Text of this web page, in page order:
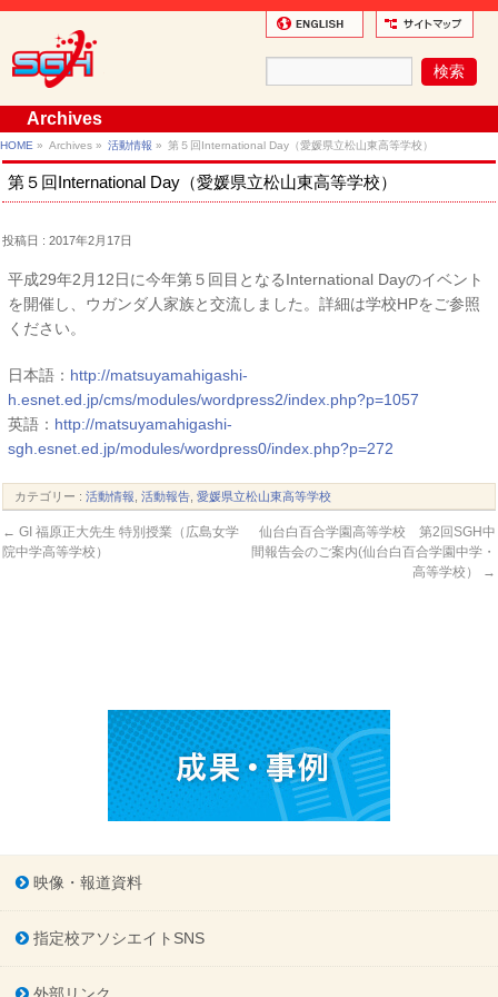
Archives
HOME » Archives » 活動情報 » 第５回International Day（愛媛県立松山東高等学校）
第５回International Day（愛媛県立松山東高等学校）
投稿日 : 2017年2月17日
平成29年2月12日に今年第５回目となるInternational Dayのイベント
を開催し、ウガンダ人家族と交流しました。詳細は学校HPをご参照
ください。
日本語： http://matsuyamahigashi-
h.esnet.ed.jp/cms/modules/wordpress2/index.php?p=1057
英語： http://matsuyamahigashi-
sgh.esnet.ed.jp/modules/wordpress0/index.php?p=272
カテゴリー :活動情報 ,活動報告 ,愛媛県立松山東高等学校
← GI 福原正大先生 特別授業（広島女学
院中学高等学校）
仙台白百合学園高等学校 第2回SGH中
間報告会のご案内(仙台白百合学園中学・
高等学校）
→
映像・報道資料
指定校アソシエイトSNS